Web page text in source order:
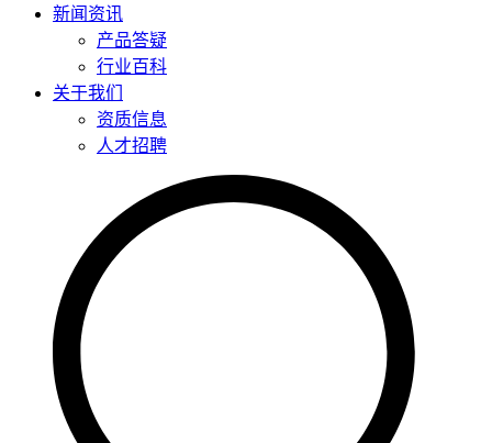
新闻资讯
产品答疑
行业百科
关于我们
资质信息
人才招聘